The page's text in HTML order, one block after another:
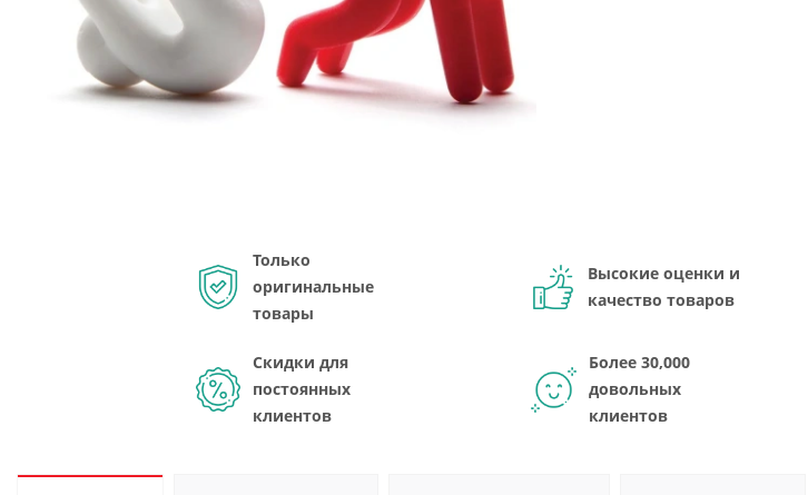
Только
оригинальные
товары
Высокие оценки и
качество товаров
Скидки для
постоянных
клиентов
Более 30,000
довольных
клиентов